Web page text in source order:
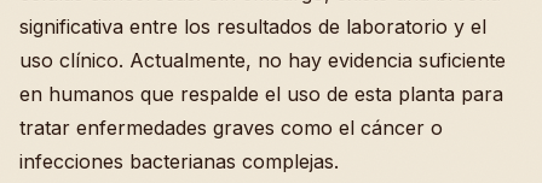
significativa entre los resultados de laboratorio y el
uso clínico. Actualmente, no hay evidencia suficiente
en humanos que respalde el uso de esta planta para
tratar enfermedades graves como el cáncer o
infecciones bacterianas complejas.